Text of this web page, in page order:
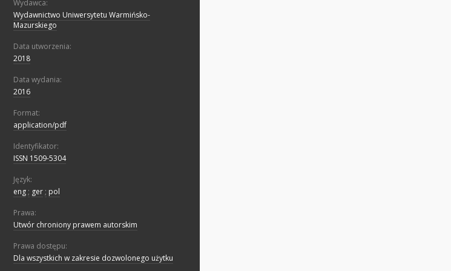
Wydawca:
Wydawnictwo Uniwersytetu Warmińsko-
Mazurskiego
Data utworzenia:
2018
Data wydania:
2016
Format:
application/pdf
Identyfikator:
ISSN 1509-5304
Język:
eng ; ger ; pol
Prawa:
Utwór chroniony prawem autorskim
Prawa dostępu:
Dla wszystkich w zakresie dozwolonego użytku